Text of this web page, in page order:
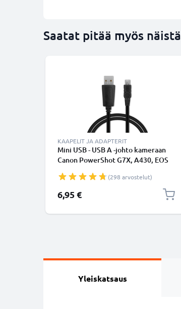
Saatat pitää myös näistä
KAAPELIT JA ADAPTERIT
Mini USB - USB A -johto kameraan
Canon PowerShot G7X, A430, EOS
Mark II, 40D, 700D, 7D - Musta 1m,
nopea 1A, PVC-kamerajohto IFC-
200U IFC-400PCU IFC-500U,
(298 arvostelut)
6,95 €
Yleiskatsaus